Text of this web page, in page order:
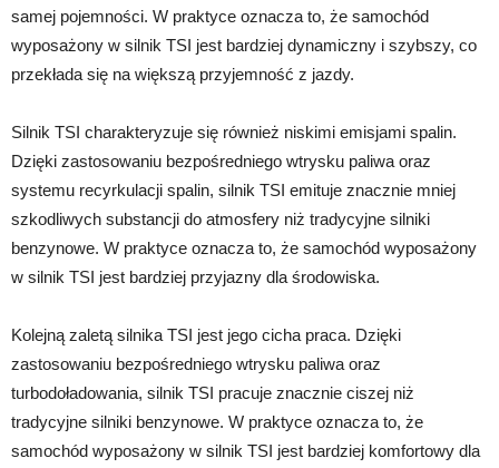
samej pojemności. W praktyce oznacza to, że samochód
wyposażony w silnik TSI jest bardziej dynamiczny i szybszy, co
przekłada się na większą przyjemność z jazdy.
Silnik TSI charakteryzuje się również niskimi emisjami spalin.
Dzięki zastosowaniu bezpośredniego wtrysku paliwa oraz
systemu recyrkulacji spalin, silnik TSI emituje znacznie mniej
szkodliwych substancji do atmosfery niż tradycyjne silniki
benzynowe. W praktyce oznacza to, że samochód wyposażony
w silnik TSI jest bardziej przyjazny dla środowiska.
Kolejną zaletą silnika TSI jest jego cicha praca. Dzięki
zastosowaniu bezpośredniego wtrysku paliwa oraz
turbodoładowania, silnik TSI pracuje znacznie ciszej niż
tradycyjne silniki benzynowe. W praktyce oznacza to, że
samochód wyposażony w silnik TSI jest bardziej komfortowy dla